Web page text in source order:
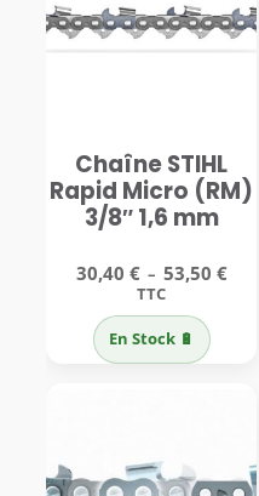
Chaîne STIHL
Rapid Micro (RM)
3/8″ 1,6 mm
30,40 € – 53,50 €Plage
TTC
En Stock 🔋